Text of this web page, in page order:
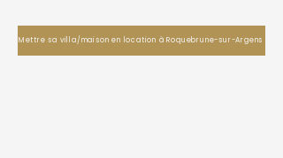
Mettre sa villa/maison en location à Roquebrune-sur-Argens